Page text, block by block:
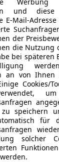
und
E-Mail-
der
die Nutzung
bei späteren
an von Ihnen
Cookies/
speichern
für
solcher